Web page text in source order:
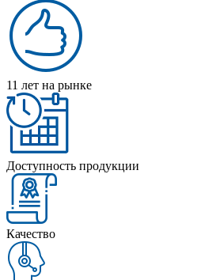
11 лет на рынке
Доступность продукции
Качество